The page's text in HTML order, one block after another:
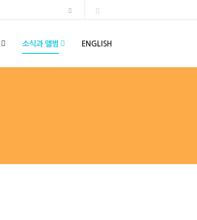
소식과 앨범 ENGLISH